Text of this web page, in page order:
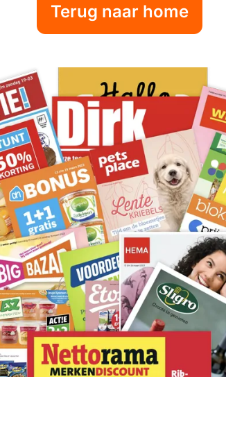
Terug naar home